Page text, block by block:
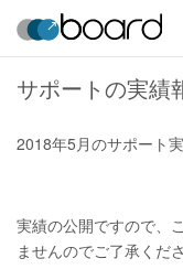
サポートの実績
2018年5月のサポート
実績の公開ですので、
ませんのでご了承くださ